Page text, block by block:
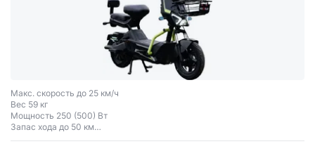
Макс. скорость до 25 км/ч
Вес 59 кг
Мощность 250 (500) Вт
Запас хода до 50 км
Грузоподъёмность до 150 кг